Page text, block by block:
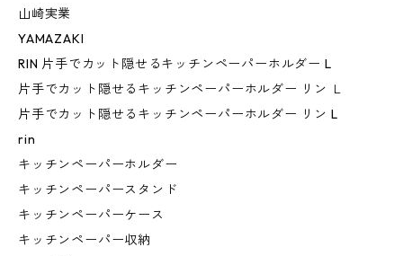
山崎実業
YAMAZAKI
RIN 片手でカット隠せるキッチンペーパーホルダー L
片手でカット隠せるキッチンペーパーホルダー リン Ｌ
片手でカット隠せるキッチンペーパーホルダー リン L
rin
キッチンペーパーホルダー
キッチンペーパースタンド
キッチンペーパーケース
キッチンペーパー収納